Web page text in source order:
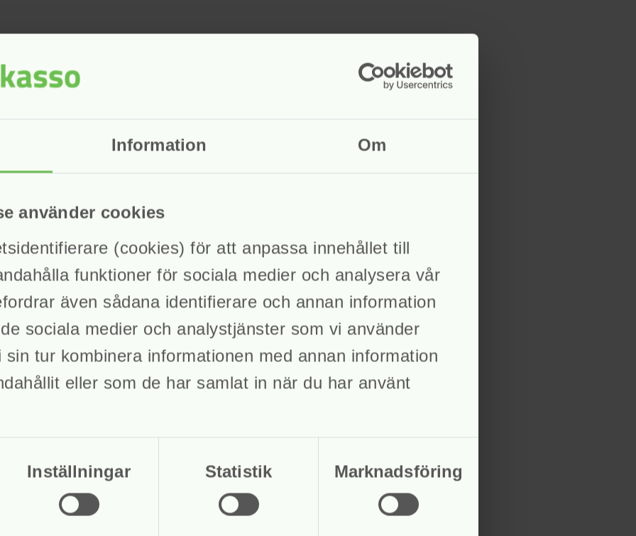
Information Om
använder cookies
(cookies) för att anpassa innehållet till
funktioner för sociala medier och analysera vår
även sådana identifierare och annan information
sociala medier och analystjänster som vi använder
tur kombinera informationen med annan information
eller som de har samlat in när du har använt
Inställningar Statistik Marknadsföring
få betalt, motverkar överskuldsättning och upprätthåller betalningsmoralen i samhället